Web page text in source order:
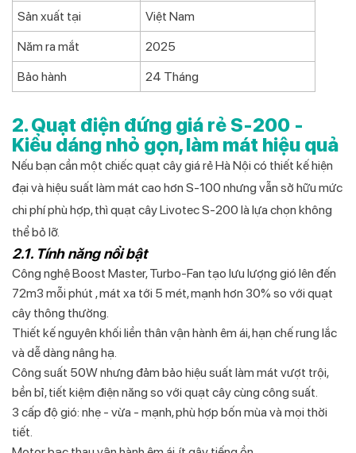
Sản xuất tại
Việt Nam
Năm ra mắt
2025
Bảo hành
24 Tháng
2. Quạt điện đứng giá rẻ S-200 -
Kiểu dáng nhỏ gọn, làm mát hiệu quả
Nếu bạn cần một chiếc quạt cây giá rẻ Hà Nội có thiết kế hiện
đại và hiệu suất làm mát cao hơn S-100 nhưng vẫn sở hữu mức
chi phí phù hợp, thì quạt cây Livotec S-200 là lựa chọn không
thể bỏ lỡ.
2.1. Tính năng nổi bật
Công nghệ Boost Master, Turbo-Fan tạo lưu lượng gió lên đến
72m3 mỗi phút , mát xa tới 5 mét, mạnh hơn 30% so với quạt
cây thông thường.
Thiết kế nguyên khối liền thân vận hành êm ái, hạn chế rung lắc
và dễ dàng nâng hạ.
Công suất 50W nhưng đảm bảo hiệu suất làm mát vượt trội,
bền bỉ, tiết kiệm điện năng so với quạt cây cùng công suất.
3 cấp độ gió: nhẹ - vừa - mạnh, phù hợp bốn mùa và mọi thời
tiết.